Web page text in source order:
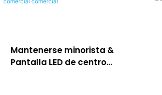
Mantenerse minorista &
Pantalla LED de centro